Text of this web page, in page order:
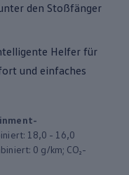
den Stoßfänger
Helfer für
und einfaches
18,0 - 16,0
0 g/km; CO₂-